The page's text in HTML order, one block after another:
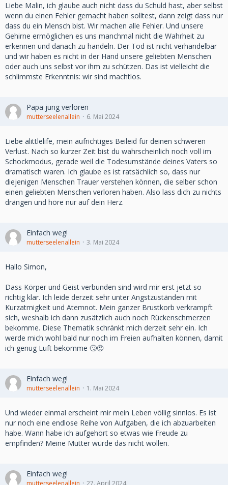
Liebe Malin, ich glaube auch nicht dass du Schuld hast, aber selbst
wenn du einen Fehler gemacht haben solltest, dann zeigt dass nur
dass du ein Mensch bist. Wir machen alle Fehler. Und unsere
Gehirne ermöglichen es uns manchmal nicht die Wahrheit zu
erkennen und danach zu handeln. Der Tod ist nicht verhandelbar
und wir haben es nicht in der Hand unsere geliebten Menschen
oder auch uns selbst vor ihm zu schützen. Das ist vielleicht die
schlimmste Erkenntnis: wir sind machtlos.
Papa jung verloren
mutterseelenallein 6. Mai 2024
Liebe alittlelife, mein aufrichtiges Beileid für deinen schweren
Verlust. Nach so kurzer Zeit bist du wahrscheinlich noch voll im
Schockmodus, gerade weil die Todesumstände deines Vaters so
dramatisch waren. Ich glaube es ist ratsächlich so, dass nur
diejenigen Menschen Trauer verstehen können, die selber schon
einen geliebten Menschen verloren haben. Also lass dich zu nichts
drängen und höre nur auf dein Herz.
Einfach weg!
mutterseelenallein 3. Mai 2024
Hallo Simon,
Dass Körper und Geist verbunden sind wird mir erst jetzt so
richtig klar. Ich leide derzeit sehr unter Angstzuständen mit
Kurzatmigkeit und Atemnot. Mein ganzer Brustkorb verkrampft
sich, weshalb ich dann zusätzlich auch noch Rückenschmerzen
bekomme. Diese Thematik schränkt mich derzeit sehr ein. Ich
werde mich wohl bald nur noch im Freien aufhalten können, damit
ich genug Luft bekomme 🙄🤨
Einfach weg!
mutterseelenallein 1. Mai 2024
Und wieder einmal erscheint mir mein Leben völlig sinnlos. Es ist
nur noch eine endlose Reihe von Aufgaben, die ich abzuarbeiten
habe. Wann habe ich aufgehört so etwas wie Freude zu
empfinden? Meine Mutter würde das nicht wollen.
Einfach weg!
mutterseelenallein 27. April 2024